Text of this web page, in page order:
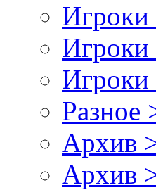
Игроки
Игроки
Разное
Архив
Архив